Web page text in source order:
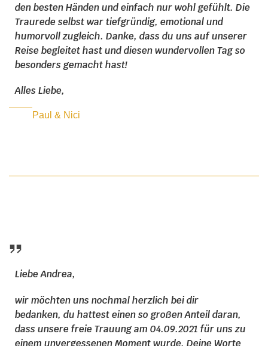
den besten Händen und einfach nur wohl gefühlt. Die
Traurede selbst war tiefgründig, emotional und
humorvoll zugleich. Danke, dass du uns auf unserer
Reise begleitet hast und diesen wundervollen Tag so
besonders gemacht hast!
Alles Liebe,
Paul & Nici
Liebe Andrea,
wir möchten uns nochmal herzlich bei dir
bedanken, du hattest einen so großen Anteil daran,
dass unsere freie Trauung am 04.09.2021 für uns zu
einem unvergessenen Moment wurde. Deine Worte